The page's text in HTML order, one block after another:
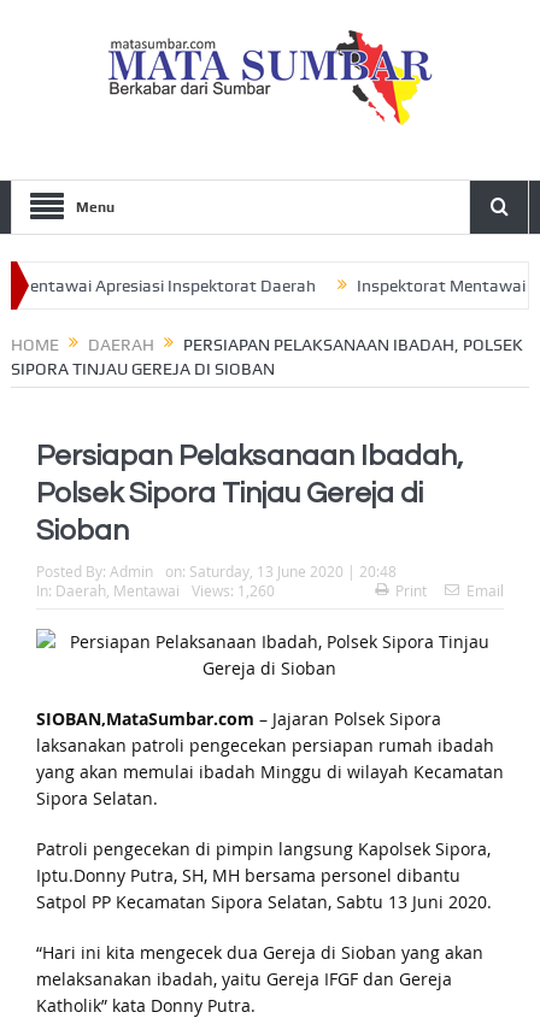
Menu
Apresiasi Inspektorat Daerah Inspektorat Mentawai
HOME DAERAH
PERSIAPAN PELAKSANAAN IBADAH, POLSEK
SIPORA TINJAU GEREJA DI SIOBAN
Persiapan Pelaksanaan Ibadah,
Polsek Sipora Tinjau Gereja di
Sioban
Posted By: Admin on: Saturday, 13 June 2020 | 20:48
In: Daerah Mentawai Views: 1,260 Print Email
SIOBAN,MataSumbar.com – Jajaran Polsek Sipora
laksanakan patroli pengecekan persiapan rumah ibadah
yang akan memulai ibadah Minggu di wilayah Kecamatan
Sipora Selatan.
Patroli pengecekan di pimpin langsung Kapolsek Sipora,
Iptu.Donny Putra, SH, MH bersama personel dibantu
Satpol PP Kecamatan Sipora Selatan, Sabtu 13 Juni 2020.
“Hari ini kita mengecek dua Gereja di Sioban yang akan
melaksanakan ibadah, yaitu Gereja IFGF dan Gereja
Katholik” kata Donny Putra.